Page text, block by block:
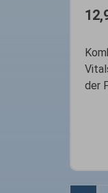
der